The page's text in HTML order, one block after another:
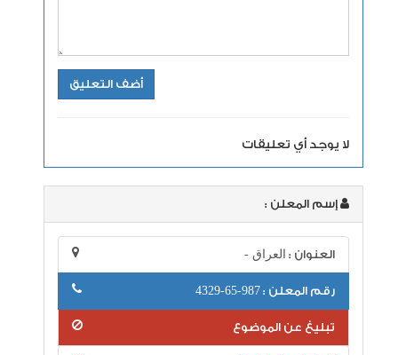
لا يوجد أي تعليقات
إسم المعلن :
العنوان :العراق -
رقم المعلن :987-65-4329
تبليغ عن الموضوع